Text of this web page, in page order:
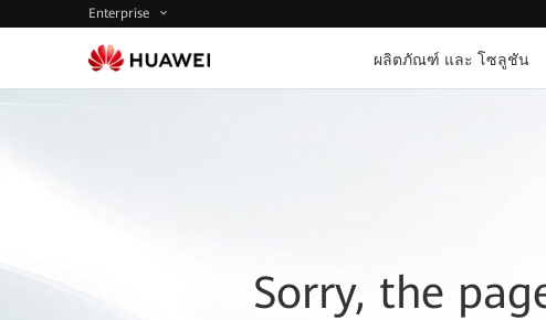
Enterprise
ผลิตภัณฑ์ และ โซลูชัน
Sorry, the